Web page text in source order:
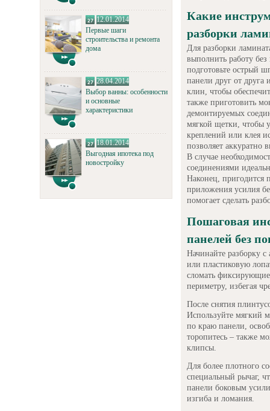
12.01.2014
Первые шаги
строительства и ремонта
дома
28.04.2014
Выбор ванны: особенности
и основные
характеристики
18.01.2014
Выгодная ипотека под
новостройку
Какие
разборки
Для разборки
выполнить работу
подготовьте острый
панели друг от друга
клин, чтобы
также приготовить
демонтируемых
мягкой щетки, чтобы
креплений или клея
позволяет аккуратно
В случае
соединениями
Наконец, пригодится
приложения усилия
помогает сделать
Пошаговая
панелей без
Начинайте разборку
или пластиковую
сломать
периметру, избегая
После снятия
Используйте мягкий
по краю панели,
торопитесь – также
клипсы.
Для более плотного
специальный рычаг,
панели боковым
изгиба и ломания.